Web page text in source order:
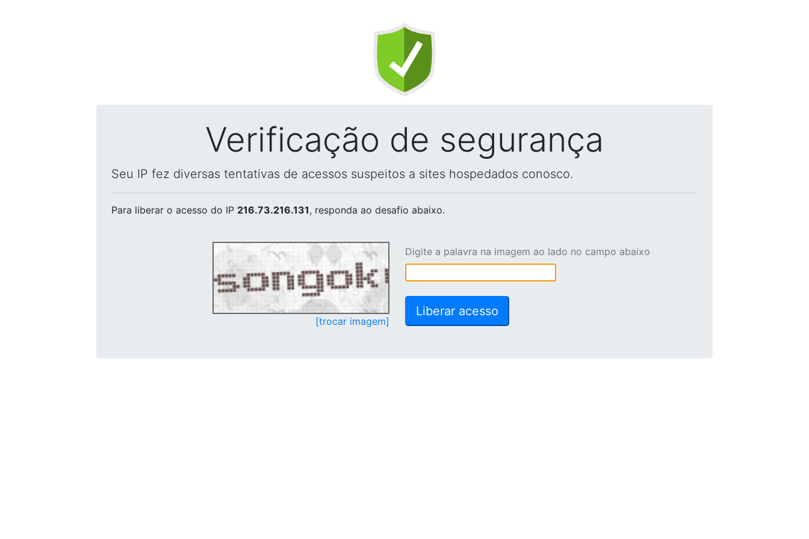
Verificação de segurança
Seu IP fez diversas tentativas de acessos suspeitos a sites hospedados conosco.
Para liberar o acesso do IP 216.73.216.131, responda ao desafio abaixo.
[trocar imagem]
Digite a palavra na imagem ao lado no campo abaixo